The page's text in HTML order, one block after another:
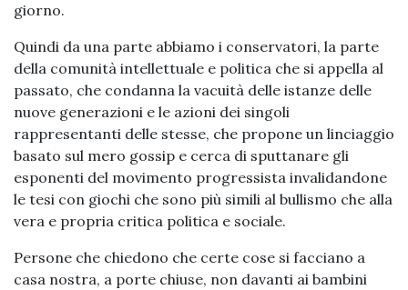
giorno.
Quindi da una parte abbiamo i conservatori, la parte
della comunità intellettuale e politica che si appella al
passato, che condanna la vacuità delle istanze delle
nuove generazioni e le azioni dei singoli
rappresentanti delle stesse, che propone un linciaggio
basato sul mero gossip e cerca di sputtanare gli
esponenti del movimento progressista invalidandone
le tesi con giochi che sono più simili al bullismo che alla
vera e propria critica politica e sociale.
Persone che chiedono che certe cose si facciano a
casa nostra, a porte chiuse, non davanti ai bambini